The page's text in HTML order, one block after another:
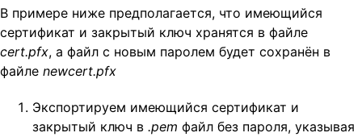
В примере ниже предполагается, что имеющийся
сертификат и закрытый ключ хранятся в файле
cert.pfx, а файл с новым паролем будет сохранён в
файле newcert.pfx
Экспортируем имеющийся сертификат и
закрытый ключ в .pem файл без пароля, указывая